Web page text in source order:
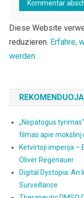
Diese Website
reduzieren. Erfahre,
werden.
„Nepatogus
filmas apie mokslinį
Ketvirtoji imperija –
Oliver Regenauer
Digital Dystopia: An
Surveillance